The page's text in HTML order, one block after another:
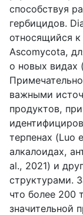
способствуя
гербицидов.
относящийся
Ascomycota,
о новых видах
важными
продуктов,
терпенах (Luo
алкалоидах,
al., 2021) и
структурами.
что более 200
значительной